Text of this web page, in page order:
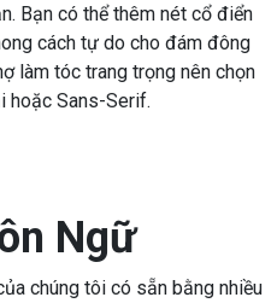
Bạn có thể thêm nét cổ điển
cách tự do cho đám đông
làm tóc trang trọng nên chọn
hoặc Sans-Serif.
Ngữ
chúng tôi có sẵn bằng nhiều